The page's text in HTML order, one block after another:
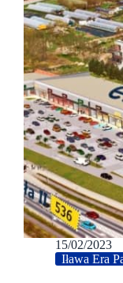
15/02/2023
Iława Era